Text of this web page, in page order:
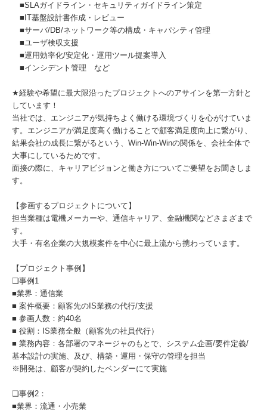
■SLAガイドライン・セキュリティガイドライン策定
■IT基盤設計書作成・レビュー
■サーバ/DB/ネットワーク等の構成・キャパシティ管理
■ユーザ検収支援
■運用効率化/安定化・運用ツール提案導入
■インシデント管理 など
★経験や希望に最大限沿ったプロジェクトへのアサインを第一方針と
しています！
当社では、エンジニアが気持ちよく働ける環境づくりを心がけていま
す。エンジニアが満足度高く働けることで顧客満足度向上に繋がり、
結果会社の成長に繋がるという、Win-Win-Winの関係を、会社全体で
大事にしているためです。
面接の際に、キャリアビジョンと働き方についてご要望をお聞きしま
す。
【参画するプロジェクトについて】
担当業種は電機メーカーや、通信キャリア、⾦融機関などさまざまで
す。
⼤⼿・有名企業の⼤規模案件を中⼼に最上流から携わっています。
【プロジェクト事例】
❏事例1
■業界：通信業
■ 案件概要：顧客先のIS業務の代行/支援
■ 参画人数：約40名
■ 役割：IS業務全般（顧客先の社員代行）
■ 業務内容：各部署のマネージャのもとで、システム企画/要件定義/
基本設計の実施、及び、構築・運用・保守の管理を担当
※開発は、顧客が契約したベンダーにて実施
❏事例2：
■業界：流通・小売業